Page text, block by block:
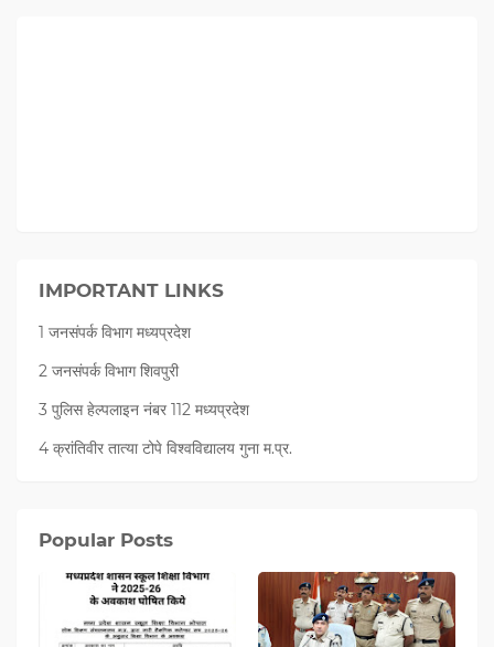
IMPORTANT LINKS
1 जनसंपर्क विभाग मध्यप्रदेश
2 जनसंपर्क विभाग शिवपुरी
3 पुलिस हेल्पलाइन नंबर 112 मध्‍यप्रदेश
4 क्रांतिवीर तात्या टोपे विश्वविद्यालय गुना म.प्र.
Popular Posts